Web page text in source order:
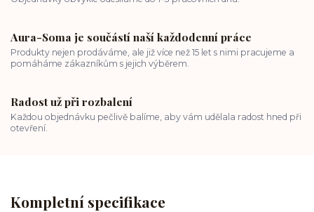
Aura-Soma je součástí naší každodenní práce
Produkty nejen prodáváme, ale již více než 15 let s nimi pracujeme a
pomáháme zákazníkům s jejich výběrem.
Radost už při rozbalení
Každou objednávku pečlivě balíme, aby vám udělala radost hned při
otevření.
Kompletní specifikace